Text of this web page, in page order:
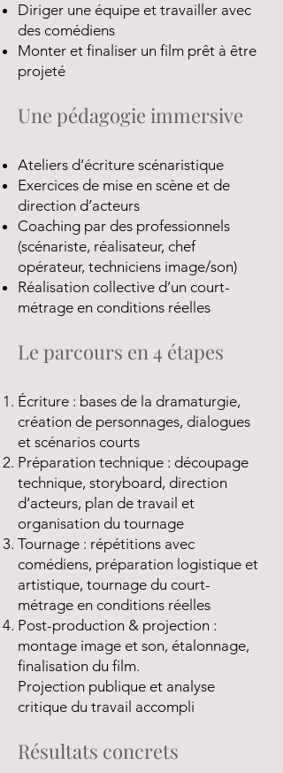
Diriger une équipe et travailler avec
des comédiens
Monter et finaliser un film prêt à être
projeté
Une pédagogie immersive
Ateliers d’écriture scénaristique
Exercices de mise en scène et de
direction d’acteurs
Coaching par des professionnels
(scénariste, réalisateur, chef
opérateur, techniciens image/son)
Réalisation collective d’un court-
métrage en conditions réelles
Le parcours en 4 étapes
Écriture : bases de la dramaturgie,
création de personnages, dialogues
et scénarios courts
Préparation technique : découpage
technique, storyboard, direction
d’acteurs, plan de travail et
organisation du tournage
Tournage : répétitions avec
comédiens, préparation logistique et
artistique, tournage du court-
métrage en conditions réelles
Post-production & projection :
montage image et son, étalonnage,
finalisation du film.
Projection publique et analyse
critique du travail accompli
Résultats concrets